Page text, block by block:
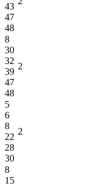
43
47
48
8
30
32
39
47
48
2
5
6
8
22
28
30
2
8
15